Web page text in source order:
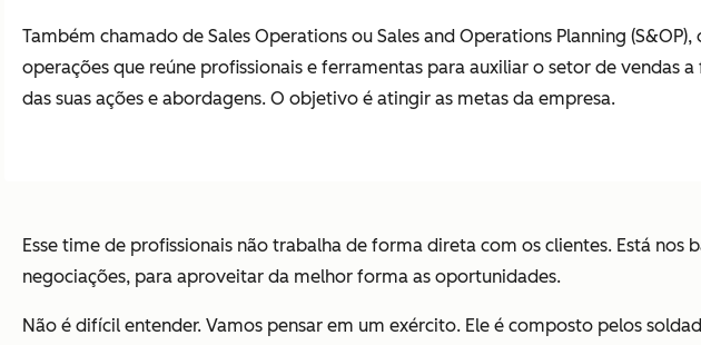
Também chamado de Sales Operations ou Sales and Operations Planning (S&OP),
operações que reúne profissionais e ferramentas para auxiliar o setor de vendas
das suas ações e abordagens. O objetivo é atingir as metas da empresa.
Esse time de profissionais não trabalha de forma direta com os clientes. Está
negociações, para aproveitar da melhor forma as oportunidades.
Não é difícil entender. Vamos pensar em um exército. Ele é composto pelos